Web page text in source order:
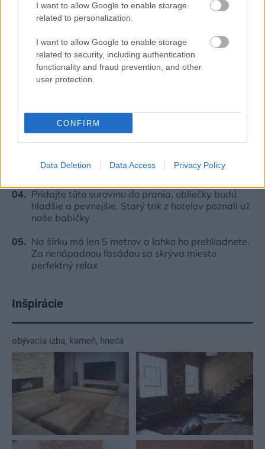
I want to allow Google to enable storage
related to personalization.
I want to allow Google to enable storage
related to security, including authentication
functionality and fraud prevention, and other
user protection.
CONFIRM
Data Deletion Data Access Privacy Policy
Najčítanejšie
Deti odrástli, rodičia majú bývanie presne podľa
seba. V novom dome je všetko pre ich život i
návštevy vnúčat
Miestni remeselníci vytvorili bývanie, ktoré vyzerá
ako malý raj
stereotyp, bývanie vyzerá ako z filmov svojského
režiséra
Pridajte túto surovinu do prania, obliečky budú
hladšie a pevnejšie. Starý trik z hotelov poznali už
naše babičky
Na šírku má len 5 metrov a ľahko ho prehliadnete.
Za nenápadnou fasádou sa skrýva miesto
perfektný relax
Inšpirácie
obývacia izba, kameň, hnedá